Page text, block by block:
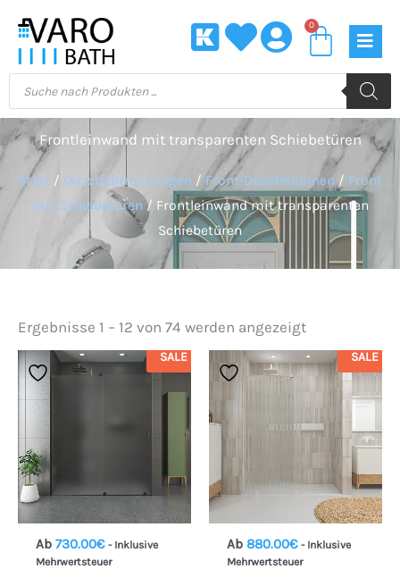
Inhalt
springen
0
Products
search
Frontleinwand mit transparenten Schiebetüren
Start / Duschabtrennungen / Front-Duschkabinen / Front
mit Schiebetüren / Frontleinwand mit transparenten
Schiebetüren
Ergebnisse 1 – 12 von 74 werden angezeigt
SALE
Ab 730.00€ - Inklusive
Mehrwertsteuer
SALE
Ab 880.00€ - Inklusive
Mehrwertsteuer